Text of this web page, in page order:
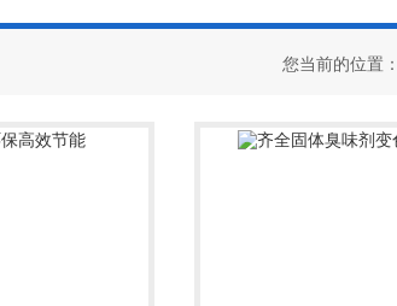
您当前的位置：